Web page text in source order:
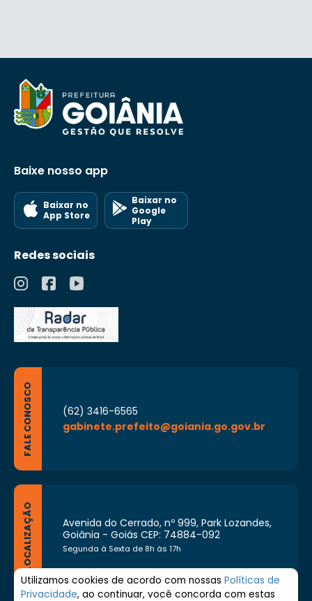
Baixe nosso app
Baixar no
App Store
Baixar no
Google
Play
Redes sociais
FALE CONOSCO
(62) 3416-6565
gabinete.prefeito@goiania.go.gov.br
LOCALIZAÇÃO
Avenida do Cerrado, nº 999, Park Lozandes,
Goiânia - Goiás CEP: 74884-092
Segunda à Sexta de 8h às 17h
Utilizamos cookies de acordo com nossas Políticas de
Privacidade, ao continuar, você concorda com estas